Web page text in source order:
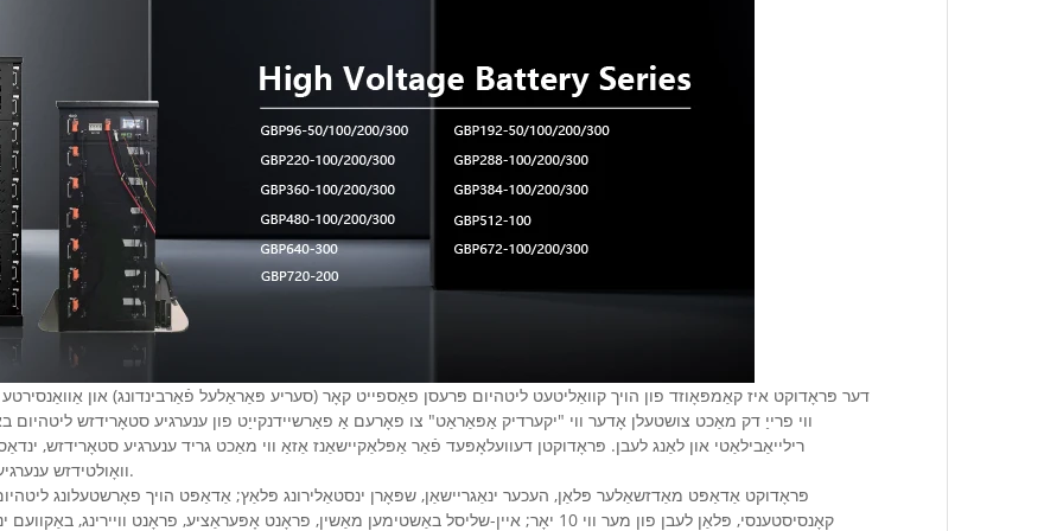
דער פּראָדוקט איז קאַמפּאָוזד פון הויך קוואַליטעט ליטהיום פּרעסן פאַספייט קאָר (סעריע פּאַראַלעל פֿאַרבינדונג) און אַוואַנסירטע
ווי פרייַ דק מאַכט צושטעלן אָדער ווי "יקערדיק אַפּאַראַט" צו פאָרעם אַ פאַרשיידנקייַט פון ענערגיע סטאָרידזש
רילייאַבילאַטי און לאַנג לעבן. פּראָדוקטן דעוועלאָפּעד פֿאַר אַפּלאַקיישאַנז אַזאַ ווי מאַכט גריד ענערגיע סטאָרידזש,
וואָולטידזש ענערגיע סטאָרידזש, הויך וואָולטידזש אַפּס און דאַטן פּלאַץ.
פּראָדוקט אַדאַפּט מאַדזשאַלער פּלאַן, העכער ינאַגריישאַן, שפּאָרן ינסטאַלירונג פּלאַץ; אַדאַפּט הויך פאָרשטעלונג
קאָנסיסטענסי, פּלאַן לעבן פון מער ווי 10 יאָר; איין-שליסל באַשטימען מאַשין, פראָנט אָפּעראַציע, פראָנט